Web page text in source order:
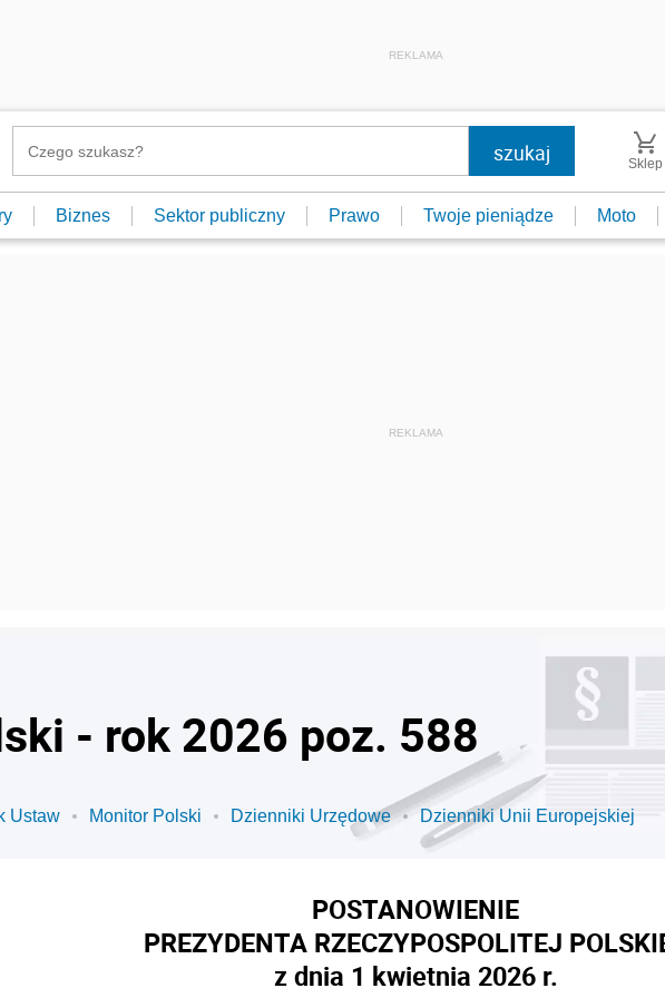
REKLAMA
Sklep
Biznes Sektor publiczny Prawo Twoje pieniądze Moto
- rok 2026 poz. 588
Ustaw Monitor Polski Dzienniki Urzędowe Dzienniki Unii Europejskiej
POSTANOWIENIE
PREZYDENTA RZECZYPOSPOLITEJ
z dnia 1 kwietnia 2026 r.